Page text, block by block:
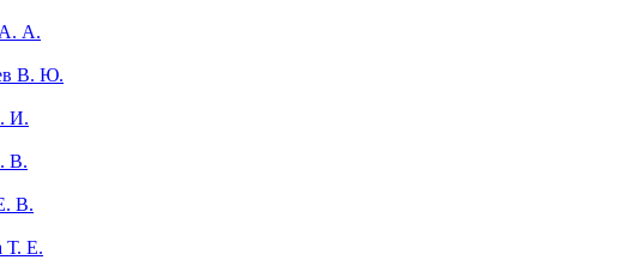
А.
В. Ю.
И.
В.
В.
Т. Е.